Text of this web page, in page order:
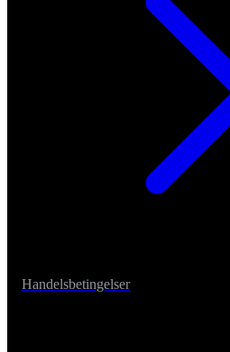
Handelsbetingelser